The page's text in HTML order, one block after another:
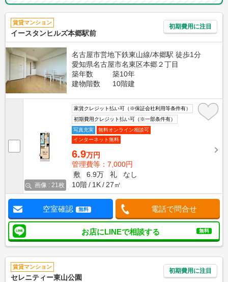
賃貸マンション
イースタンヒルズ本郷駅前
初期費用に注目
名古屋市営地下鉄東山線/本郷駅 徒歩1分
愛知県名古屋市名東区本郷２丁目
築年数
築10年
建物階数
10階建
画像 : 21枚
家賃クレジット払い可（※保証会社利用等条件有）
初期費用クレジット払い可（※一部条件有）
写真充実
無料オンライン相談可
インターネット無料
6.9万円
管理費等：7,000円
敷
6.9万 礼
なし
10階
1K 27㎡
空室確認 無料 電話で問合せ
お店にLINEで相談する 無料
賃貸マンション
セレニティー東山公園
初期費用に注目